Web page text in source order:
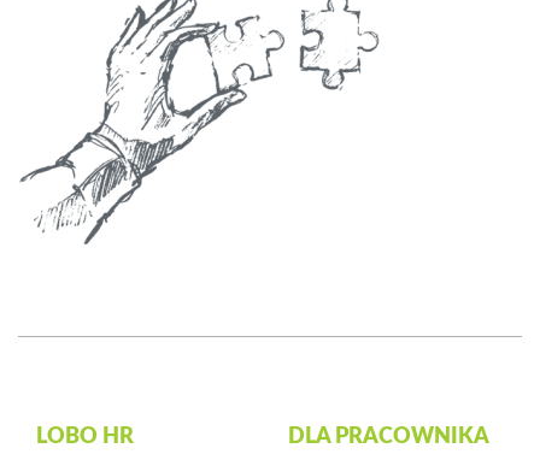
LOBO HR DLA PRACOWNIKA